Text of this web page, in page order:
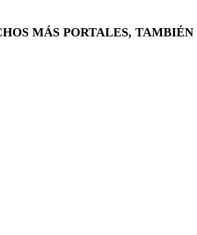
MÁS PORTALES,